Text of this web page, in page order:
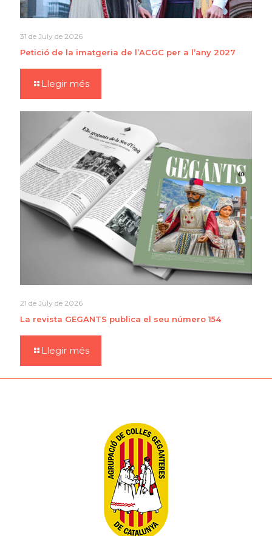
31 de July de 2026
Petició de la imatgeria de l’ACGC per a l’any 2027
Llegir més
21 de July de 2026
La revista GEGANTS publica el seu número 154
Llegir més